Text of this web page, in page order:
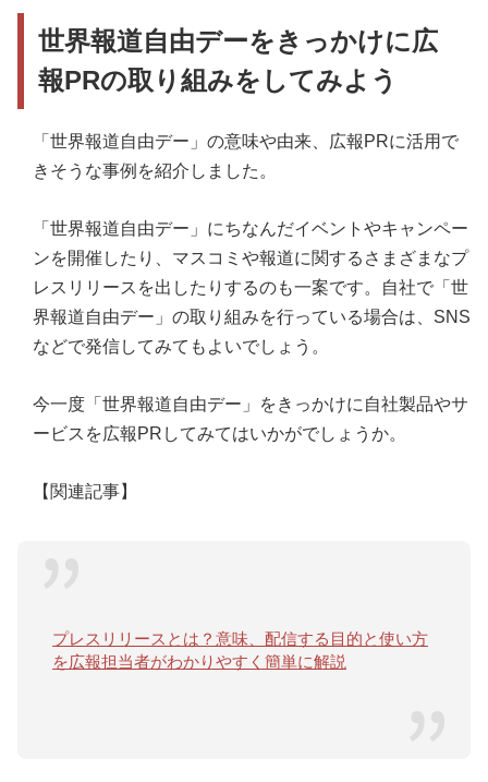
世界報道自由デーをきっかけに広
報PRの取り組みをしてみよう
「世界報道自由デー」の意味や由来、広報PRに活用で
きそうな事例を紹介しました。
「世界報道自由デー」にちなんだイベントやキャンペー
ンを開催したり、マスコミや報道に関するさまざまなプ
レスリリースを出したりするのも一案です。自社で「世
界報道自由デー」の取り組みを行っている場合は、SNS
などで発信してみてもよいでしょう。
今一度「世界報道自由デー」をきっかけに自社製品やサ
ービスを広報PRしてみてはいかがでしょうか。
【関連記事】
プレスリリースとは？意味、配信する目的と使い方
を広報担当者がわかりやすく簡単に解説